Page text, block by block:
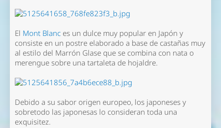
El Mont Blanc es un dulce muy popular en Japón y
consiste en un postre elaborado a base de castañas muy
al estilo del Marrón Glase que se combina con nata o
merengue sobre una tartaleta de hojaldre.
Debido a su sabor origen europeo, los japoneses y
sobretodo las japonesas lo consideran toda una
exquisitez.